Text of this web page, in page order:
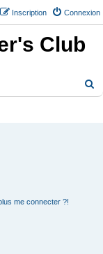
Connexion
Inscription
Club
me connecter ?!